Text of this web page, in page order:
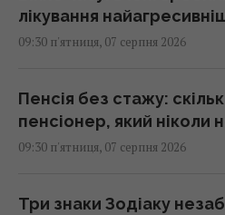
лікування
09:30 п'ятниця, 07 серпня 2026
Пенсія без стажу:
пенсіонер, який ніколи
09:30 п'ятниця, 07 серпня 2026
Три знаки Зодіаку